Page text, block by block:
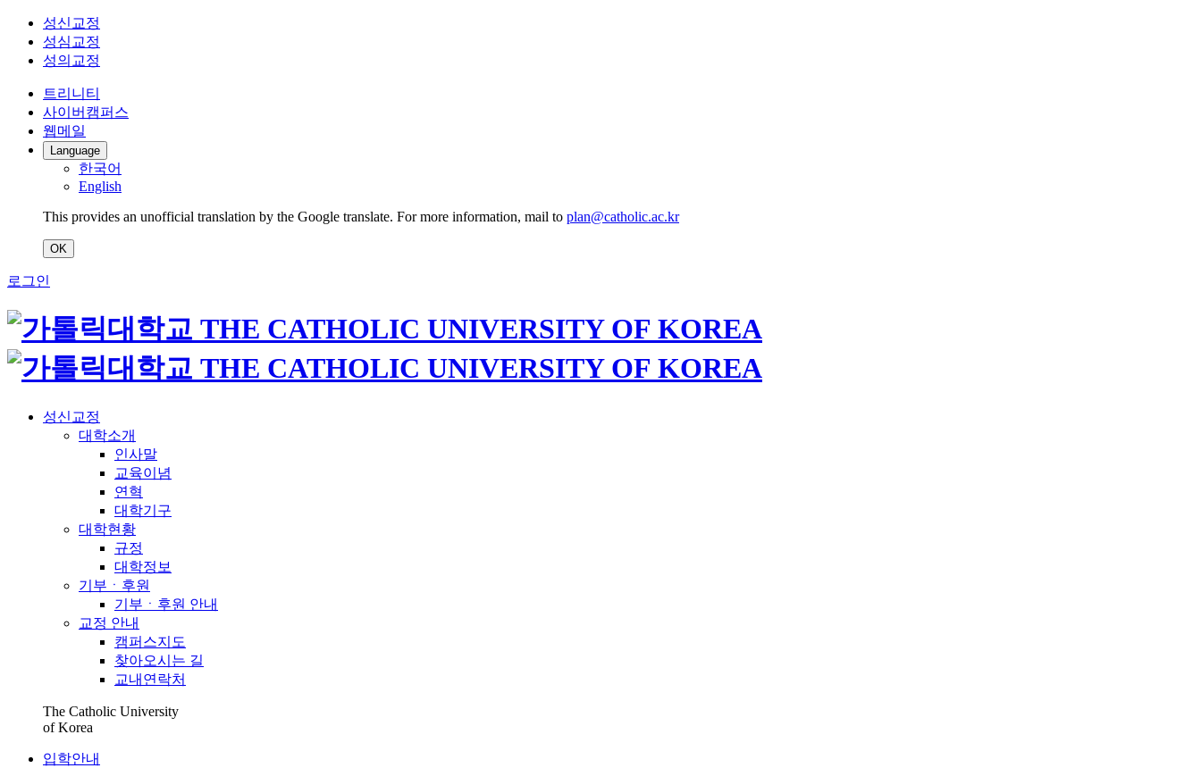
성신교정
성심교정
성의교정
트리니티
사이버캠퍼스
웹메일
Language
한국어
English
This provides an unofficial translation by the Google translate. For more information, mail to plan@catholic.ac.kr
OK
로그인
성신교정
대학소개
인사말
교육이념
연혁
대학기구
대학현황
규정
대학정보
기부ㆍ후원
기부ㆍ후원 안내
교정 안내
캠퍼스지도
찾아오시는 길
교내연락처
The Catholic University
of Korea
입학안내